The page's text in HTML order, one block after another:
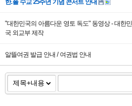
한.폴 수교 25주년 기념 콘서트 안내
"대한민국의 아름다운 영토 독도" 동영상 - 대한민
국 외교부 제작
알뜰여권 발급 안내 / 여권법 안내